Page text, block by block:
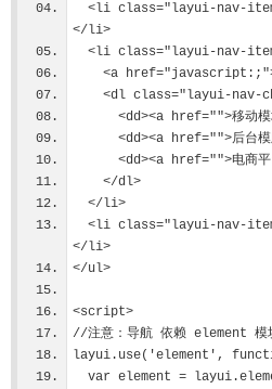
</li>
<li class="layui-nav-
<a
<dl class="layui-
<dd><a href="">移
<dd><a href="">后
<dd><a href="">电
    </dl>
  </li>
</li>
</ul>
<script>
//注意：导航 依赖 element 模
layui.use('element',
var element =